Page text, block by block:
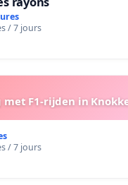
/ 7 jours
met F1-rijden in
/ 7 jours